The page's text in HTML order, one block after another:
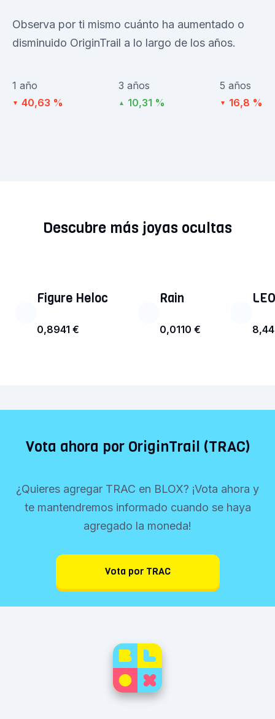
Observa por ti mismo cuánto ha aumentado o
disminuido OriginTrail a lo largo de los años.
1 año
▼ 40,63 %
3 años
▲ 10,31 %
5 años
▼ 16,8 %
Descubre más joyas ocultas
Figure Heloc
0,8941 €
Rain
0,0110 €
Vota ahora por OriginTrail (TRAC)
¿Quieres agregar TRAC en BLOX? ¡Vota ahora y
te mantendremos informado cuando se haya
agregado la moneda!
Vota por TRAC